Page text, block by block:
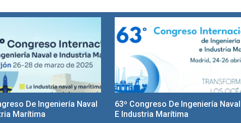
De Ingeniería Naval
Marítima
63º Congreso De Ingeniería Naval
E Industria Marítima